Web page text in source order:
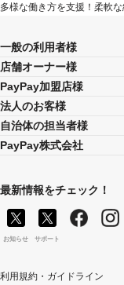
多様な働き方を支援！柔軟
一般の利用者様
店舗オーナー様
PayPay加盟店様
法人のお客様
自治体の担当者様
PayPay株式会社
最新情報をチェック！
お知らせ サポート
利用規約・ガイドライン